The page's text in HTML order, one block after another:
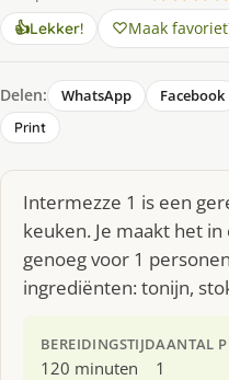
👍Lekker! Maak favoriet
Delen: WhatsApp Facebook
Print
Intermezze 1 is een
keuken. Je maakt het
genoeg voor 1
ingrediënten: tonijn,
BEREIDINGSTIJD
120 minuten
AANTAL
1